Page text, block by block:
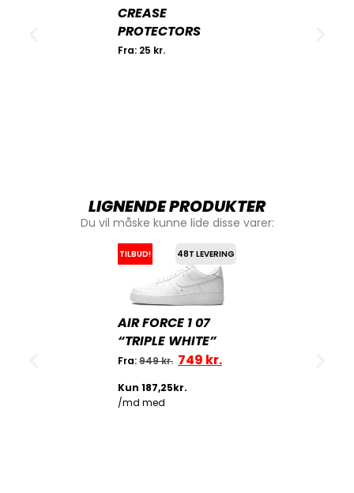
CREASE
PROTECTORS
Fra: 25 kr.
LIGNENDE PRODUKTER
Du vil måske kunne lide disse varer:
TILBUD! 48T LEVERING
AIR FORCE 1 07
“TRIPLE WHITE”
Fra:949kr. 749 kr.